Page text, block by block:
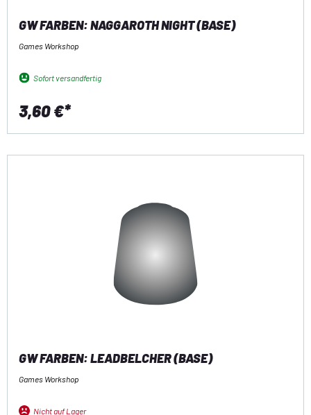
GW FARBEN: NAGGAROTH NIGHT (BASE)
Games Workshop
Sofort versandfertig
3,60 €*
GW FARBEN: LEADBELCHER (BASE)
Games Workshop
Nicht auf Lager